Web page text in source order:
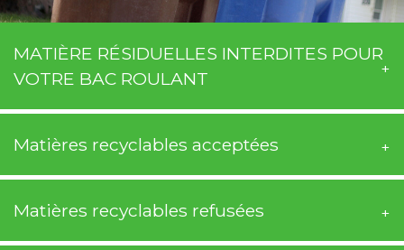
MATIÈRE RÉSIDUELLES INTERDITES POUR
VOTRE BAC ROULANT
Matières recyclables acceptées
Matières recyclables refusées